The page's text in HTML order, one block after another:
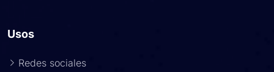
Usos
Redes sociales